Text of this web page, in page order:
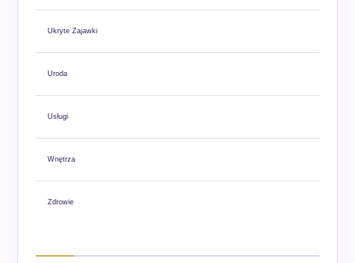
Ukryte Zajawki
Uroda
Usługi
Wnętrza
Zdrowie